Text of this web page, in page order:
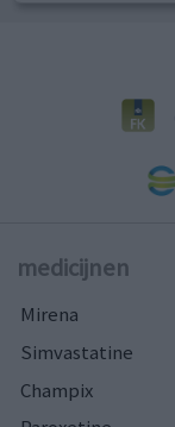
medicijnen
Mirena
Simvastatine
Champix